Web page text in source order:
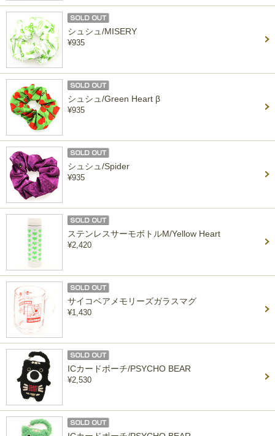
シュシュ/MISERY
¥935
シュシュ/Green Heart β
¥935
シュシュ/Spider
¥935
ステンレスサーモボトルM/Yellow Heart
¥2,420
サイコベアメモリーズガラスマグ
¥1,430
ICカードポーチ/PSYCHO BEAR
¥2,530